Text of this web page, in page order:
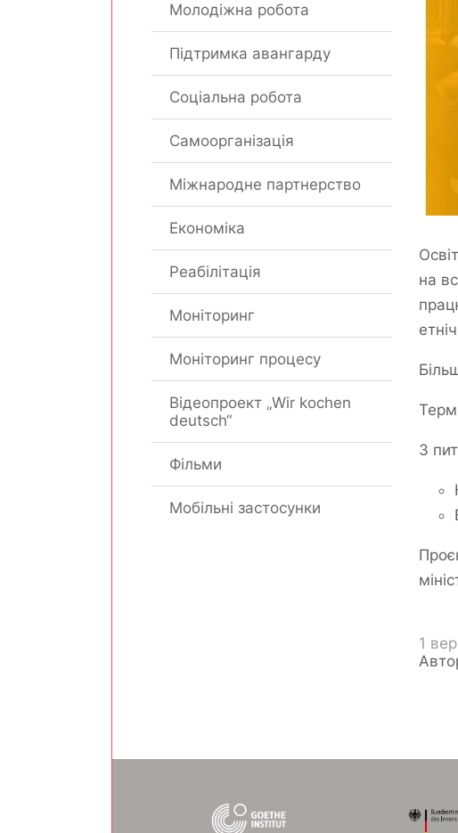
Молодіжна робота
Підтримка авангарду
Соціальна робота
Самоорганізація
Міжнародне партнерство
Економіка
Реабілітація
Моніторинг
Моніторинг процесу
Відеопроект „Wir kochen
deutsch“
Фільми
Мобільні застосунки
на
З
1